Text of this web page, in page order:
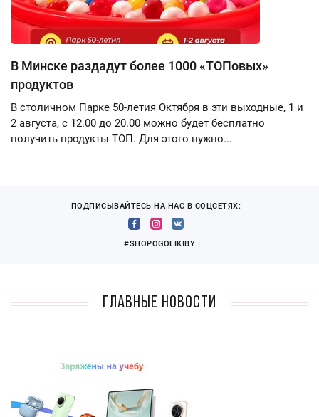
В Минске раздадут более 1000 «ТОПовых»
продуктов
В столичном Парке 50-летия Октября в эти выходные, 1 и
2 августа, с 12.00 до 20.00 можно будет бесплатно
получить продукты ТОП. Для этого нужно...
ПОДПИСЫВАЙТЕСЬ НА НАС В СОЦСЕТЯХ:
#SHOPOGOLIKIBY
Главные новости